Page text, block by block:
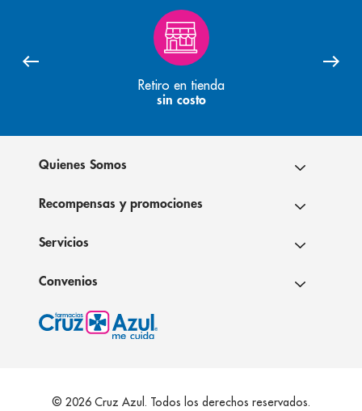
Retiro en tienda
sin costo
Quienes Somos
Recompensas y promociones
Servicios
Convenios
© 2026 Cruz Azul. Todos los derechos reservados.